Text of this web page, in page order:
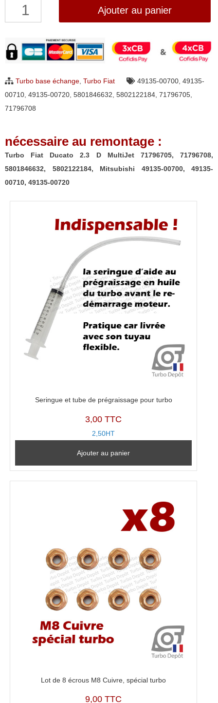
quantité
Fiat
Ducato
D
MultiJet
5801846632,
5802122184,
Mitsubishi
49135-
Ajouter au panier
Turbo base échange Turbo Fiat 49135-00700 49135-
00710 49135-00720 5801846632 5802122184 71796705
71796708
nécessaire au remontage :
Turbo Fiat Ducato 2.3 D MultiJet 71796705, 71796708,
5801846632, 5802122184, Mitsubishi 49135-00700, 49135-
00710, 49135-00720
Seringue et tube de prégraissage pour turbo
3,00 TTC
2,50HT
Ajouter au panier
Lot de 8 écrous M8 Cuivre, spécial turbo
9,00 TTC